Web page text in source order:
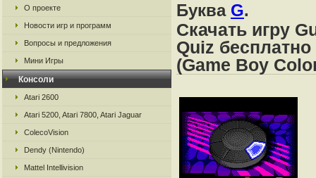
О проекте
Новости игр и программ
Вопросы и предложения
Мини Игры
Консоли
Atari 2600
Atari 5200, Atari 7800, Atari Jaguar
ColecoVision
Dendy (Nintendo)
Mattel Intellivision
Буква G.
Скачать игру
Quiz
(Game Boy